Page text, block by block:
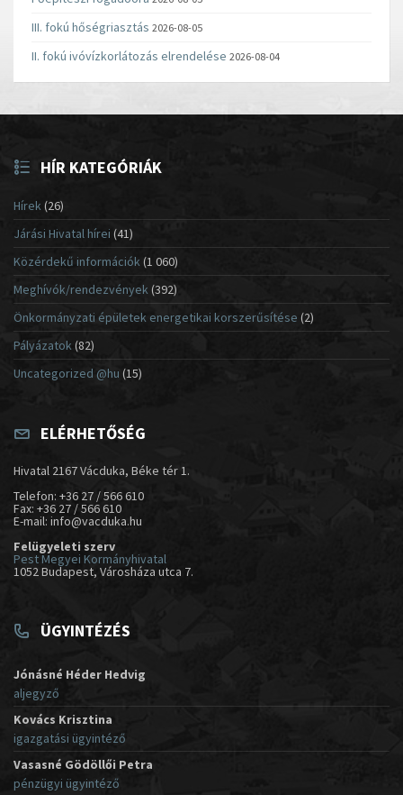
III. fokú hőségriasztás 2026-08-05
II. fokú ivóvízkorlátozás elrendelése 2026-08-04
HÍR KATEGÓRIÁK
Hírek(26)
Járási Hivatal hírei (41)
Közérdekű információk(1 060)
Meghívók/rendezvények (392)
Önkormányzati épületek energetikai korszerűsítése (2)
Pályázatok (82)
Uncategorized @hu (15)
ELÉRHETŐSÉG
Hivatal 2167 Vácduka, Béke tér 1.
Telefon: +36 27 / 566 610
Fax: +36 27 / 566 610
E-mail: info@vacduka.hu
Felügyeleti szerv
Pest Megyei Kormányhivatal
1052 Budapest, Városháza utca 7.
ÜGYINTÉZÉS
Jónásné Héder Hedvig
aljegyző
Kovács Krisztina
igazgatási ügyintéző
Vasasné Gödöllői Petra
pénzügyi ügyintéző